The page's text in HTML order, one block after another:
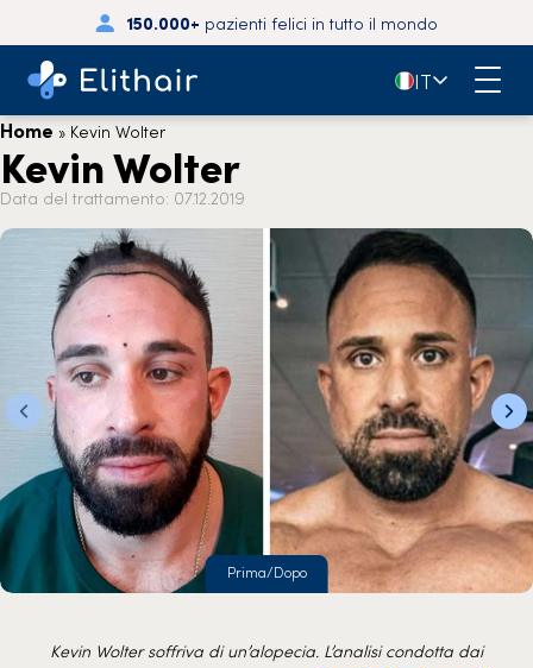
150.000+ pazienti felici in tutto il mondo
🇮🇹IT
Home » Kevin Wolter
Kevin Wolter
Data del trattamento: 07.12.2019
Prima/Dopo
Kevin Wolter soffriva di un’alopecia. L’analisi condotta dai